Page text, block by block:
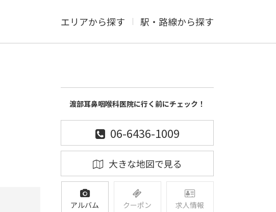
エリアから探す 駅・路線から探す
渡部耳鼻咽喉科医院に行く前にチェック！
06-6436-1009
大きな地図で見る
アルバム クーポン 求人情報